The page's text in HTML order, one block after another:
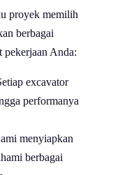
proyek memilih
berbagai
pekerjaan Anda:
excavator
performanya
menyiapkan
berbagai